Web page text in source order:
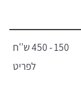
150 - 450 ש''ח
לפריט